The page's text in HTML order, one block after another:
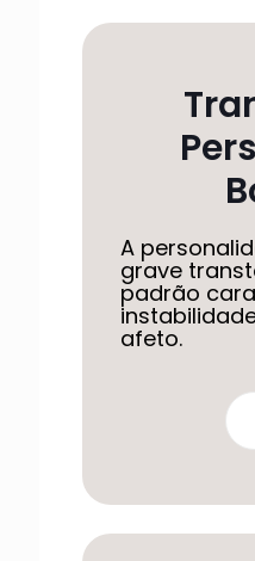
A
grave
padrão
afeto.